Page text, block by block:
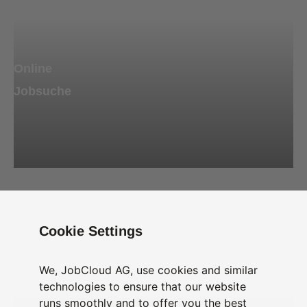
Vorstellungsgespräch
Cookie Settings
We, JobCloud AG, use cookies and similar
technologies to ensure that our website
runs smoothly and to offer you the best